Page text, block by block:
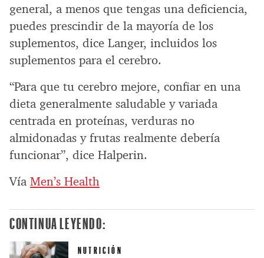
general, a menos que tengas una deficiencia,
puedes prescindir de la mayoría de los
suplementos, dice Langer, incluidos los
suplementos para el cerebro.
“Para que tu cerebro mejore, confiar en una
dieta generalmente saludable y variada
centrada en proteínas, verduras no
almidonadas y frutas realmente debería
funcionar”, dice Halperin.
Vía Men’s Health
CONTINUA LEYENDO:
NUTRICIÓN